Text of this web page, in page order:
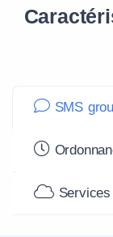
SMS
Services